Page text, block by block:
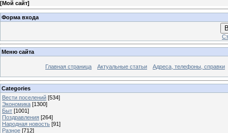
[Мой сайт]
Форма входа
Меню сайта
Главная страница Актуальные статьи Адреса, телефоны, справки
Categories
Вести поселений [534]
Экономика [1300]
Быт [1001]
Поздравления [264]
Народная новость [91]
Разное [712]